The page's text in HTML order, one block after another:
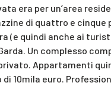
era per un’area
di quattro e cinque
(e quindi anche ai
Un complesso
Appartamenti
10mila euro.